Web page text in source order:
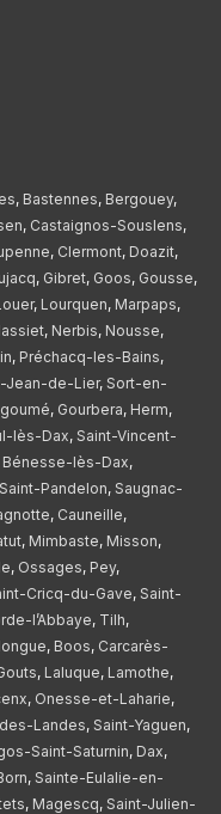
, Bastennes, Bergouey,
, Castaignos-Souslens,
, Clermont, Doazit,
, Gibret, Goos, Gousse,
, Lourquen, Marpaps,
, Nerbis, Nousse,
, Préchacq-les-Bains,
Jean-de-Lier, Sort-en-
, Gourbera, Herm,
lès-Dax, Saint-Vincent-
Bénesse-lès-Dax,
Saint-Pandelon, Saugnac-
, Cauneille,
, Mimbaste, Misson,
, Ossages, Pey,
Cricq-du-Gave, Saint-
l’Abbaye, Tilh,
, Boos, Carcarès-
, Laluque, Lamothe,
, Onesse-et-Laharie,
Landes, Saint-Yaguen,
Saint-Saturnin, Dax,
, Sainte-Eulalie-en-
, Magescq, Saint-Julien-